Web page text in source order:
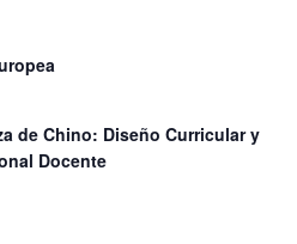
de Chino: Diseño Curricular y
Docente